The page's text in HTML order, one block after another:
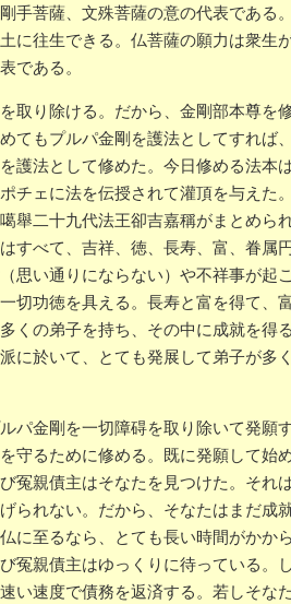
手菩薩、文殊菩薩の意の代表である
に往生できる。仏菩薩の願力は衆生
である。
取り除ける。だから、金剛部本尊を
てもプルパ金剛を護法としてすれば
護法として修めた。今日修める法本
チェに法を伝授されて灌頂を与えた
舉二十九代法王卻吉嘉稱がまとめら
すべて、吉祥、徳、長寿、富、眷属
思い通りにならない）や不祥事が起
切功徳を具える。長寿と富を得て、
くの弟子を持ち、その中に成就を得
に於いて、とても発展して弟子が多
パ金剛を一切障碍を取り除いて発願
守るために修める。既に発願して始
冤親債主はそなたを見つけた。それ
られない。だから、そなたはまだ成
に至るなら、とても長い時間がかか
冤親債主はゆっくりに待っている。
い速度で債務を返済する。若しそな